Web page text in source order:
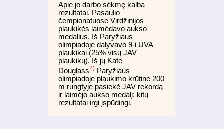
Apie jo darbo sėkmę kalba
rezultatai. Pasaulio
čempionatuose Virdžinijos
plaukikės laimėdavo aukso
medalius. Iš Paryžiaus
olimpiadoje dalyvavo 9-i UVA
plaukikai (25% visų JAV
plaukikų). Iš jų Kate
Douglass2) Paryžiaus
olimpiadoje plaukimo krūtine 200
m rungtyje pasiekė JAV rekordą
ir laimėjo aukso medalį; kitų
rezultatai irgi įspūdingi.